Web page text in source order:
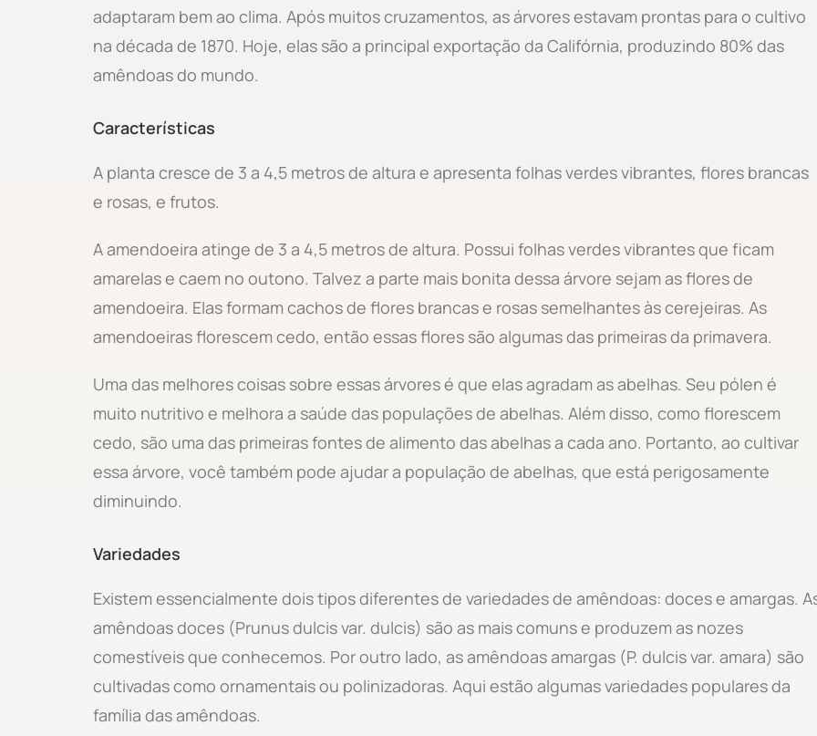
adaptaram bem ao clima. Após muitos cruzamentos, as árvores estavam prontas para o cultivo
na década de 1870. Hoje, elas são a principal exportação da Califórnia, produzindo 80% das
amêndoas do mundo.
Características
A planta cresce de 3 a 4,5 metros de altura e apresenta folhas verdes vibrantes, flores brancas
e rosas, e frutos.
A amendoeira atinge de 3 a 4,5 metros de altura. Possui folhas verdes vibrantes que ficam
amarelas e caem no outono. Talvez a parte mais bonita dessa árvore sejam as flores de
amendoeira. Elas formam cachos de flores brancas e rosas semelhantes às cerejeiras. As
amendoeiras florescem cedo, então essas flores são algumas das primeiras da primavera.
Uma das melhores coisas sobre essas árvores é que elas agradam as abelhas. Seu pólen é
muito nutritivo e melhora a saúde das populações de abelhas. Além disso, como florescem
cedo, são uma das primeiras fontes de alimento das abelhas a cada ano. Portanto, ao cultivar
essa árvore, você também pode ajudar a população de abelhas, que está perigosamente
diminuindo.
Variedades
Existem essencialmente dois tipos diferentes de variedades de amêndoas: doces e amargas.
amêndoas doces (Prunus dulcis var. dulcis) são as mais comuns e produzem as nozes
comestíveis que conhecemos. Por outro lado, as amêndoas amargas (P. dulcis var. amara) são
cultivadas como ornamentais ou polinizadoras. Aqui estão algumas variedades populares da
família das amêndoas.